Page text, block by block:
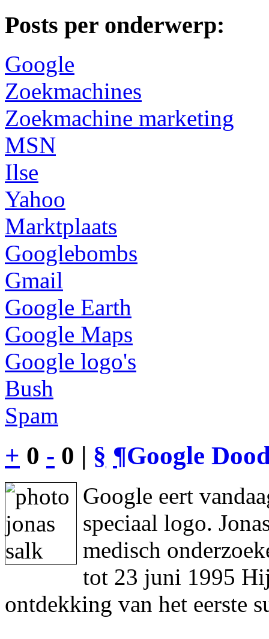
Posts per onderwerp:
Google
Zoekmachines
Zoekmachine marketing
MSN
Ilse
Yahoo
Marktplaats
Googlebombs
Gmail
Google Earth
Google Maps
Google logo's
Bush
Spam
+ 0 - 0 | § ¶Google
Google eert
speciaal logo.
medisch
tot 23 juni 1995
ontdekking van het eerste